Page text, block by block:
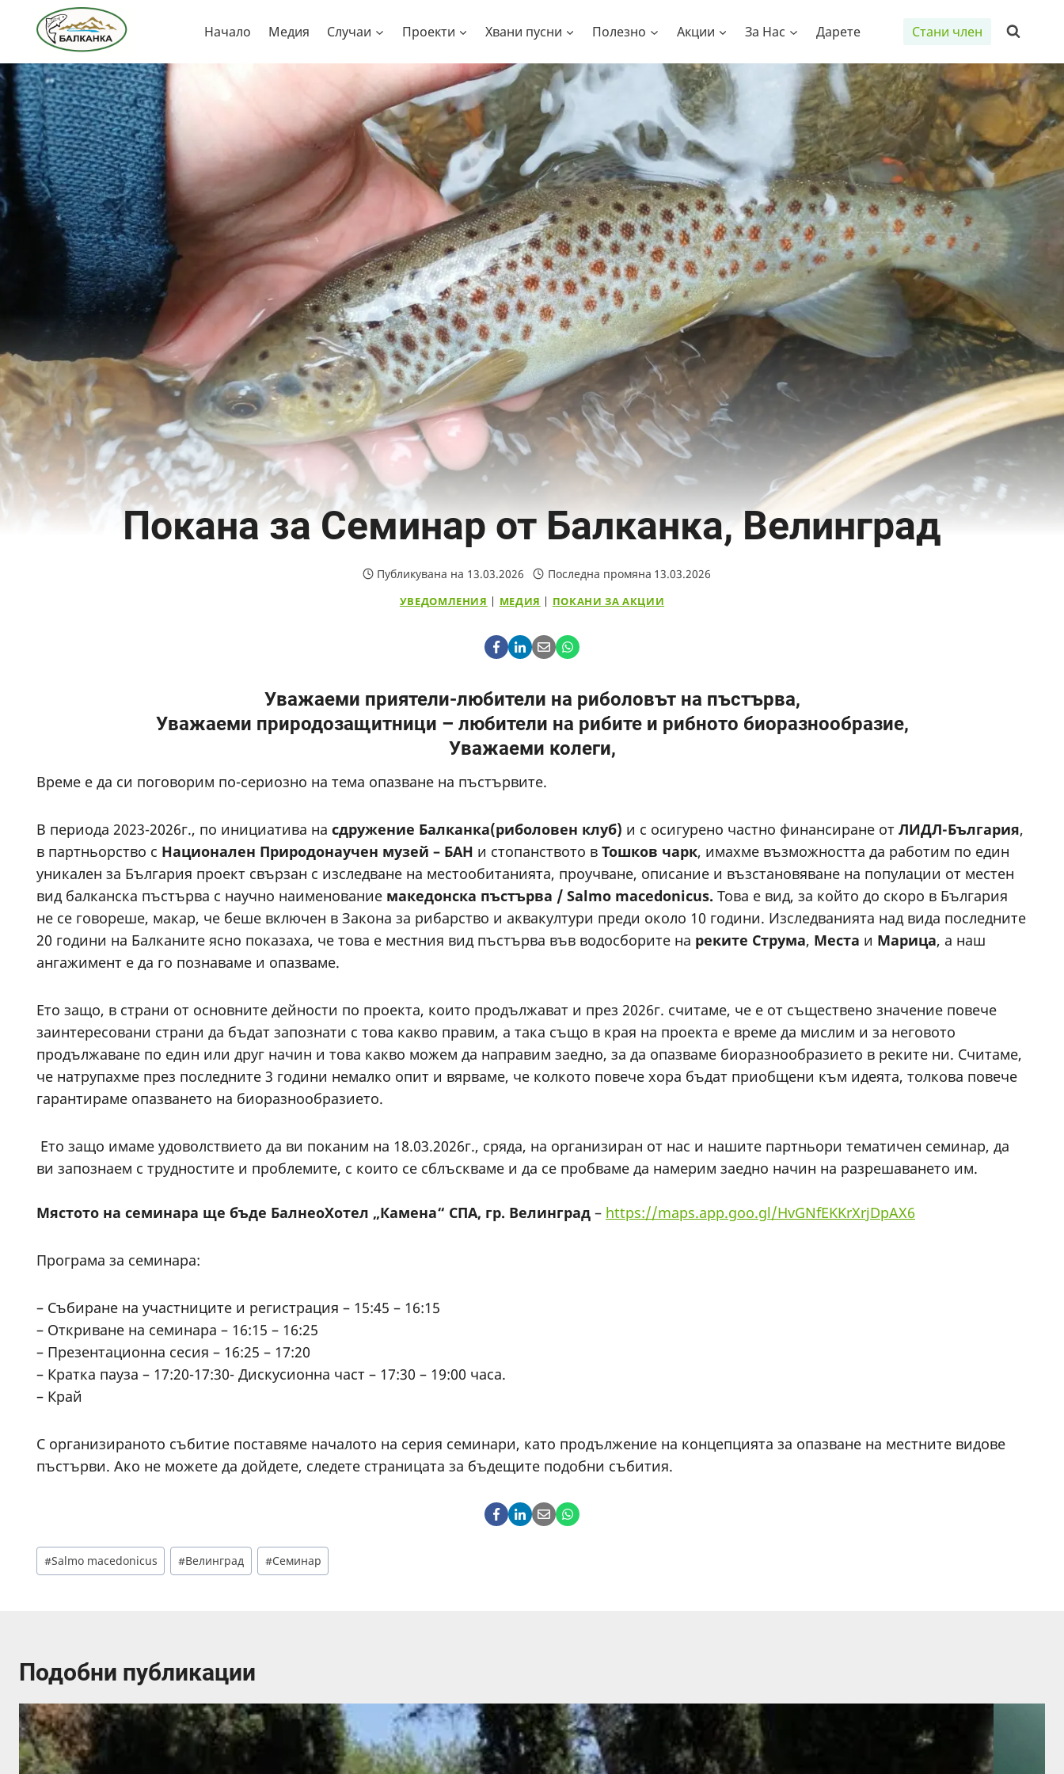
Начало Медия Случаи Проекти Хвани пусни Полезно Акции За Нас Дарете Стани член
Покана за Семинар от Балканка, Велинград
Публикувана на 13.03.2026 Последна промяна 13.03.2026
УВЕДОМЛЕНИЯ | МЕДИЯ | ПОКАНИ ЗА АКЦИИ
Уважаеми приятели-любители на риболовът на пъстърва,
Уважаеми природозащитници – любители на рибите и рибното биоразнообразие,
Уважаеми колеги,
Време е да си поговорим по-сериозно на тема опазване на пъстървите.
В периода 2023-2026г., по инициатива на сдружение Балканка(риболовен клуб) и с осигурено частно финансиране от ЛИДЛ-България,
в партньорство с Национален Природонаучен музей – БАН и стопанството в Тошков чарк, имахме възможността да работим по един
уникален за България проект свързан с изследване на местообитанията, проучване, описание и възстановяване на популации от местен
вид балканска пъстърва с научно наименование македонска пъстърва / Salmo macedonicus. Това е вид, за който до скоро в България
не се говореше, макар, че беше включен в Закона за рибарство и аквакултури преди около 10 години. Изследванията над вида последните
20 години на Балканите ясно показаха, че това е местния вид пъстърва във водосборите на реките Струма, Места и Марица, а наш
ангажимент е да го познаваме и опазваме.
Ето защо, в страни от основните дейности по проекта, които продължават и през 2026г. считаме, че е от съществено значение повече
заинтерeсовани страни да бъдат запознати с това какво правим, а така също в края на проекта е време да мислим и за неговото
продължаване по един или друг начин и това какво можем да направим заедно, за да опазваме биоразнообразието в реките ни. Считаме,
че натрупахме през последните 3 години немалко опит и вярваме, че колкото повече хора бъдат приобщени към идеята, толкова повече
гарантираме опазването на биоразнообразието.
Ето защо имаме удоволствието да ви поканим на 18.03.2026г., сряда, на организиран от нас и нашите партньори тематичен семинар, да
ви запознаем с трудностите и проблемите, с които се сблъскваме и да се пробваме да намерим заедно начин на разрешаването им.
Мястото на семинара ще бъде БалнеоХотел „Камена“ СПА, гр. Велинград – https://maps.app.goo.gl/HvGNfEKKrXrjDpAX6
Програма за семинара:
– Събиране на участниците и регистрация – 15:45 – 16:15
– Откриване на семинара – 16:15 – 16:25
– Презентационна сесия – 16:25 – 17:20
– Кратка пауза – 17:20-17:30- Дискусионна част – 17:30 – 19:00 часа.
– Край
С организираното събитие поставяме началото на серия семинари, като продължение на концепцията за опазване на местните видове
пъстърви. Ако не можете да дойдете, следете страницата за бъдещите подобни събития.
Post
Tags:
#Salmo macedonicus #Велинград #Семинар
Подобни публикации